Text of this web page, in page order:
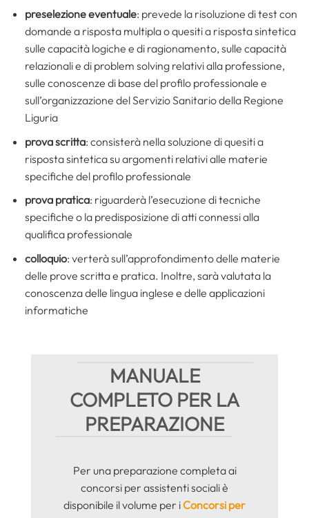
preselezione eventuale: prevede la risoluzione di test con
domande a risposta multipla o quesiti a risposta sintetica
sulle capacità logiche e di ragionamento, sulle capacità
relazionali e di problem solving relativi alla professione,
sulle conoscenze di base del profilo professionale e
sull’organizzazione del Servizio Sanitario della Regione
Liguria
prova scritta: consisterà nella soluzione di quesiti a
risposta sintetica su argomenti relativi alle materie
specifiche del profilo professionale
prova pratica: riguarderà l’esecuzione di tecniche
specifiche o la predisposizione di atti connessi alla
qualifica professionale
colloquio: verterà sull’approfondimento delle materie
delle prove scritta e pratica. Inoltre, sarà valutata la
conoscenza delle lingua inglese e delle applicazioni
informatiche
MANUALE
COMPLETO PER LA
PREPARAZIONE
Per una preparazione completa ai
concorsi per assistenti sociali è
disponibile il volume per iConcorsi per